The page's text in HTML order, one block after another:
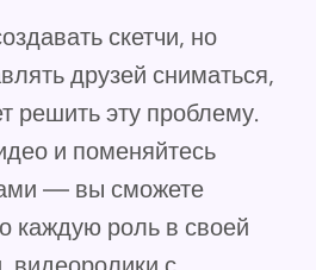
скетчи, но
друзей сниматься,
решить эту проблему.
и поменяйтесь
— вы сможете
каждую роль в своей